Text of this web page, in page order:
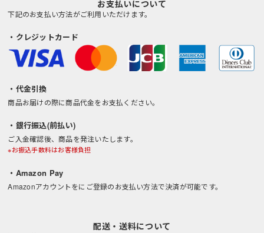
お支払いについて
下記のお支払い方法がご利用いただけます。
・クレジットカード
・代金引換
商品お届けの際に商品代金をお支払ください。
・銀行振込(前払い)
ご入金確認後、商品を発注いたします。
※お振込手数料はお客様負担
・Amazon Pay
Amazonアカウントをにご登録のお支払い方法で決済が可能です。
配送・送料について